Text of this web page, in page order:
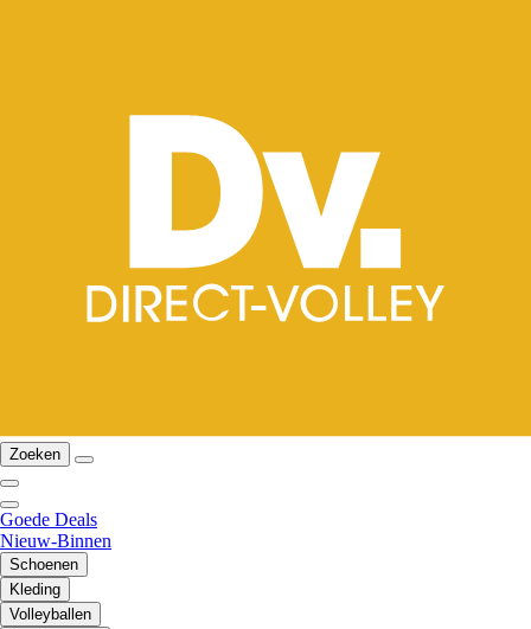
Zoeken
Goede Deals
Nieuw-Binnen
Schoenen
Kleding
Volleyballen